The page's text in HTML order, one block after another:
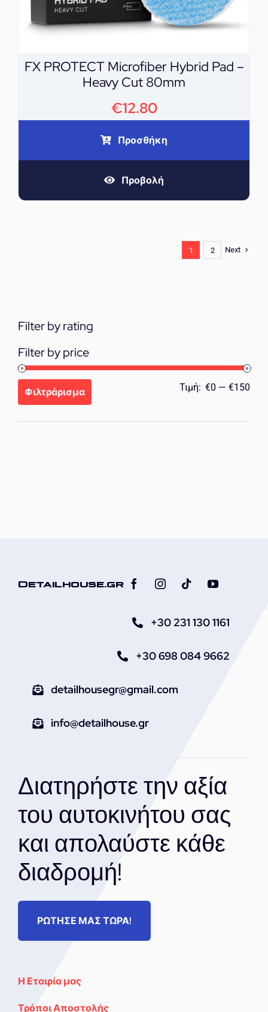
FX PROTECT Microfiber Hybrid Pad –
Heavy Cut 80mm
€12.80
Προσθήκη
Προβολή
1 2 Next
Filter by rating
Filter by price
Φιλτράρισμα Τιμή: €0 — €150
Detailhouse.gr
+30 231 130 1161
+30 698 084 9662
detailhousegr@gmail.com
info@detailhouse.gr
Διατηρήστε την αξία
του αυτοκινήτου σας
και απολαύστε κάθε
διαδρομή!
ΡΩΤΗΣΕ ΜΑΣ ΤΩΡΑ!
Η Εταιρία μας
Τρόποι Αποστολής